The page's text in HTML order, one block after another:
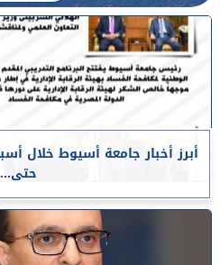
حتى...